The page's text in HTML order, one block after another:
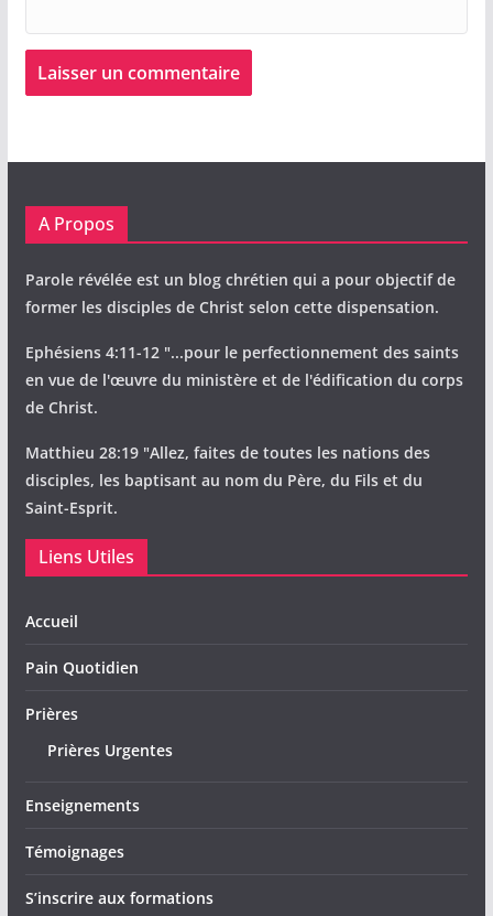
A Propos
Parole révélée est un blog chrétien qui a pour objectif de
former les disciples de Christ selon cette dispensation.
Ephésiens 4:11-12 "...pour le perfectionnement des saints
en vue de l'œuvre du ministère et de l'édification du corps
de Christ.
Matthieu 28:19 "Allez, faites de toutes les nations des
disciples, les baptisant au nom du Père, du Fils et du
Saint-Esprit.
Liens Utiles
Accueil
Pain Quotidien
Prières
Prières Urgentes
Enseignements
Témoignages
S’inscrire aux formations